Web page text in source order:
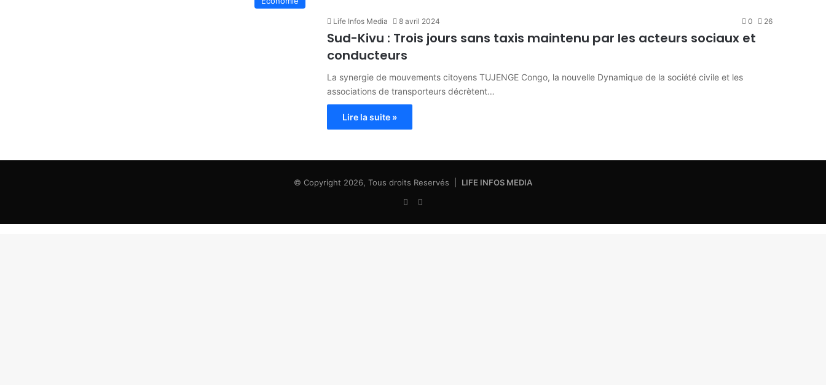
Life Infos Media 8 avril 2024 0 26
Sud-Kivu : Trois jours sans taxis maintenu par les acteurs sociaux et
conducteurs
La synergie de mouvements citoyens TUJENGE Congo, la nouvelle Dynamique de la société civile et les
associations de transporteurs décrètent…
Lire la suite »
© Copyright 2026, Tous droits Reservés | LIFE INFOS MEDIA
Facebook